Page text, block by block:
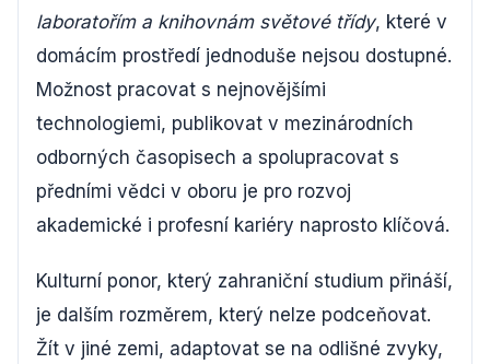
laboratořím a knihovnám světové třídy, které v
domácím prostředí jednoduše nejsou dostupné.
Možnost pracovat s nejnovějšími
technologiemi, publikovat v mezinárodních
odborných časopisech a spolupracovat s
předními vědci v oboru je pro rozvoj
akademické i profesní kariéry naprosto klíčová.
Kulturní ponor, který zahraniční studium přináší,
je dalším rozměrem, který nelze podceňovat.
Žít v jiné zemi, adaptovat se na odlišné zvyky,